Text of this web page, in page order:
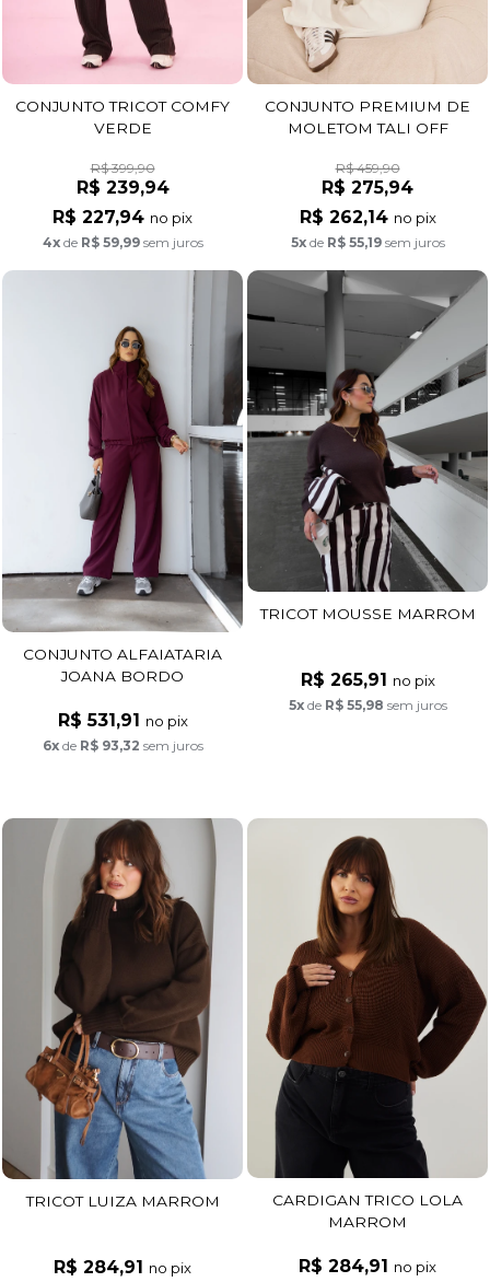
CONJUNTO TRICOT COMFY
VERDE
R$ 399,90
R$ 239,94
R$ 227,94 no pix
4xde R$ 59,99sem juros
CONJUNTO PREMIUM DE
MOLETOM TALI OFF
R$ 459,90
R$ 275,94
R$ 262,14 no pix
5xde R$ 55,19sem juros
CONJUNTO ALFAIATARIA
JOANA BORDO
R$ 531,91 no pix
6xde R$ 93,32 sem juros
TRICOT MOUSSE MARROM
R$ 265,91 no pix
5xde R$ 55,98 sem juros
TRICOT LUIZA MARROM
R$ 284,91 no pix
CARDIGAN TRICO LOLA
MARROM
R$ 284,91 no pix